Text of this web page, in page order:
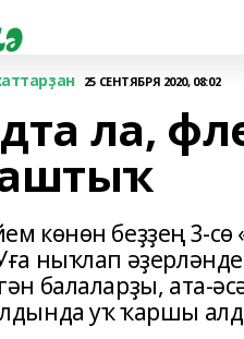
25 СЕНТЯБРЯ 2020, 08:02
ла,
көнөн беҙҙең 3-
ныҡлап
балаларҙы, ата-
уҡ ҡаршы